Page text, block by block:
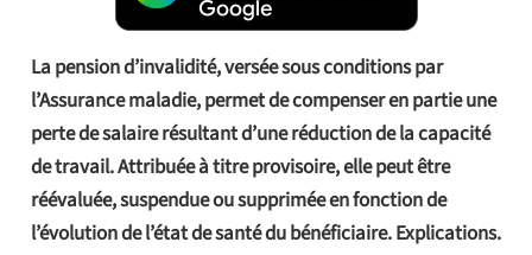
La pension d’invalidité, versée sous conditions par
l’Assurance maladie, permet de compenser en partie une
perte de salaire résultant d’une réduction de la capacité
de travail. Attribuée à titre provisoire, elle peut être
réévaluée, suspendue ou supprimée en fonction de
l’évolution de l’état de santé du bénéficiaire. Explications.